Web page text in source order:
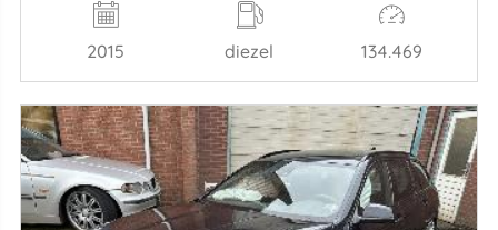
2015 diezel 134.469